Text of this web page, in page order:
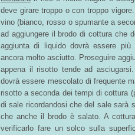
deve girare troppo o con troppo
vino (bianco, rosso o spumante a
ad aggiungere il brodo di cottura che
aggiunta di liquido dovrà essere
ancora molto asciutto. Proseguire
appena il risotto tende ad
dovrà essere mescolato di frequente
risotto a seconda dei tempi di cottura
di sale ricordandosi che del sale sarà
che anche il brodo è salato. A
verificarlo fare un solco sulla